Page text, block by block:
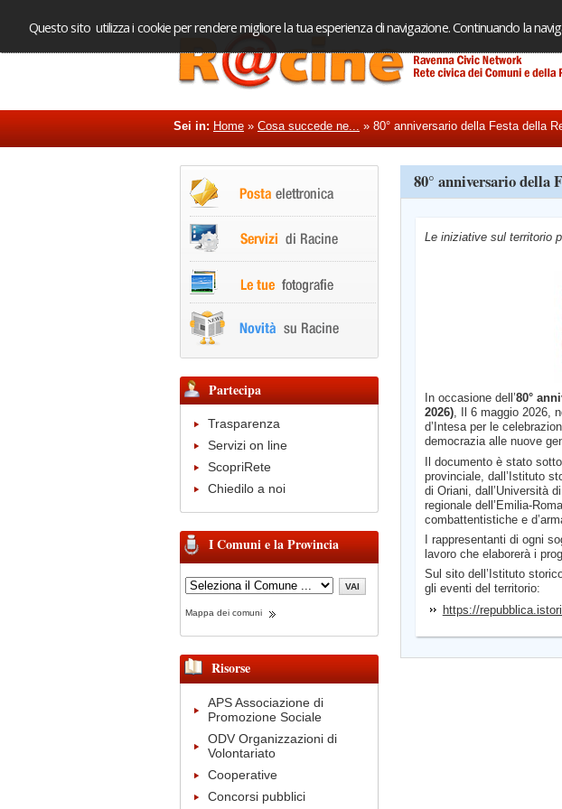
Questo sito utilizza i cookie per rendere migliore la tua esperienza di navigazione. Continuando la
Sei in: Home » Cosa succede ne... » 80° anniversario della Festa della
Partecipa
Trasparenza
Servizi on line
ScopriRete
Chiedilo a noi
I Comuni e la Provincia
Mappa dei comuni
Risorse
APS Associazione di
Promozione Sociale
ODV Organizzazioni di
Volontariato
Cooperative
Concorsi pubblici
80° anniversario della
Le iniziative sul territorio
In occasione dell’80°
2026), Il 6 maggio 2026,
d’Intesa per le
democrazia alle nuove
Il documento è stato
provinciale, dall’Istituto
di Oriani, dall’Università
regionale dell’Emilia-
combattentistiche e
I rappresentanti di ogni
lavoro che elaborerà i
Sul sito dell’Istituto
gli eventi del territorio:
https://